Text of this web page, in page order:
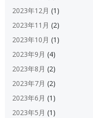
2023年12月 (1)
2023年11月 (2)
2023年10月 (1)
2023年9月 (4)
2023年8月 (2)
2023年7月 (2)
2023年6月 (1)
2023年5月 (1)